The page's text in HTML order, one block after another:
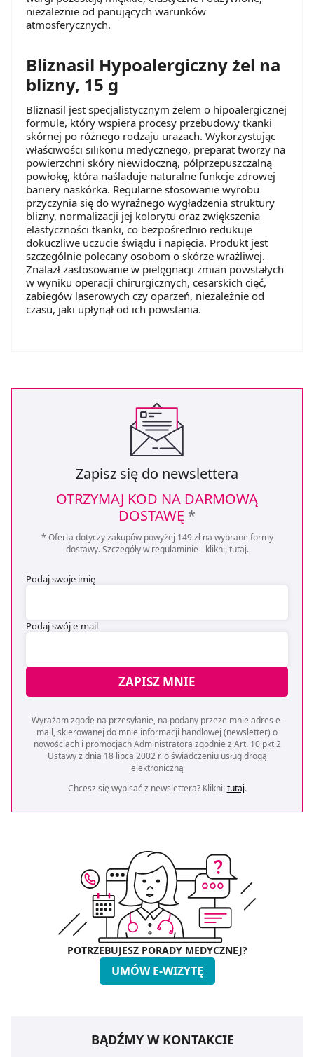
niezależnie od panujących warunków
atmosferycznych.
Bliznasil Hypoalergiczny żel na
blizny, 15 g
Bliznasil jest specjalistycznym żelem o hipoalergicznej
formule, który wspiera procesy przebudowy tkanki
skórnej po różnego rodzaju urazach. Wykorzystując
właściwości silikonu medycznego, preparat tworzy na
powierzchni skóry niewidoczną, półprzepuszczalną
powłokę, która naśladuje naturalne funkcje zdrowej
bariery naskórka. Regularne stosowanie wyrobu
przyczynia się do wyraźnego wygładzenia struktury
blizny, normalizacji jej kolorytu oraz zwiększenia
elastyczności tkanki, co bezpośrednio redukuje
dokuczliwe uczucie świądu i napięcia. Produkt jest
szczególnie polecany osobom o skórze wrażliwej.
Znalazł zastosowanie w pielęgnacji zmian powstałych
w wyniku operacji chirurgicznych, cesarskich cięć,
zabiegów laserowych czy oparzeń, niezależnie od
czasu, jaki upłynął od ich powstania.
Zapisz się do newslettera
OTRZYMAJ KOD NA DARMOWĄ
DOSTAWĘ *
* Oferta dotyczy zakupów powyżej 149 zł na wybrane formy
dostawy. Szczegóły w regulaminie - kliknij tutaj.
Podaj swoje imię
Podaj swój e-mail
ZAPISZ MNIE
Wyrażam zgodę na przesyłanie, na podany przeze mnie adres e-
mail, skierowanej do mnie informacji handlowej (newsletter) o
nowościach i promocjach Administratora zgodnie z Art. 10 pkt 2
Ustawy z dnia 18 lipca 2002 r. o świadczeniu usług drogą
elektroniczną
Chcesz się wypisać z newslettera? Kliknij tutaj.
POTRZEBUJESZ PORADY MEDYCZNEJ?
UMÓW E-WIZYTĘ
BĄDŹMY W KONTAKCIE